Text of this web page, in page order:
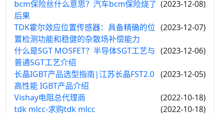
(2023-12-08)
bcm保险丝什么意思？汽车bcm保险烧了
后果
(2023-12-07)
TDK霍尔效应位置传感器：具备精确的位
置检测功能和稳健的杂散场补偿能力
(2023-12-06)
什么是SGT MOSFET？半导体SGT工艺与
普通SGT工艺介绍
(2023-12-05)
长晶IGBT产品选型指南|江苏长晶FST2.0
高性能 IGBT产品介绍
(2022-10-18)
Vishay电阻总代理商
(2022-10-18)
tdk mlcc-求购tdk mlcc